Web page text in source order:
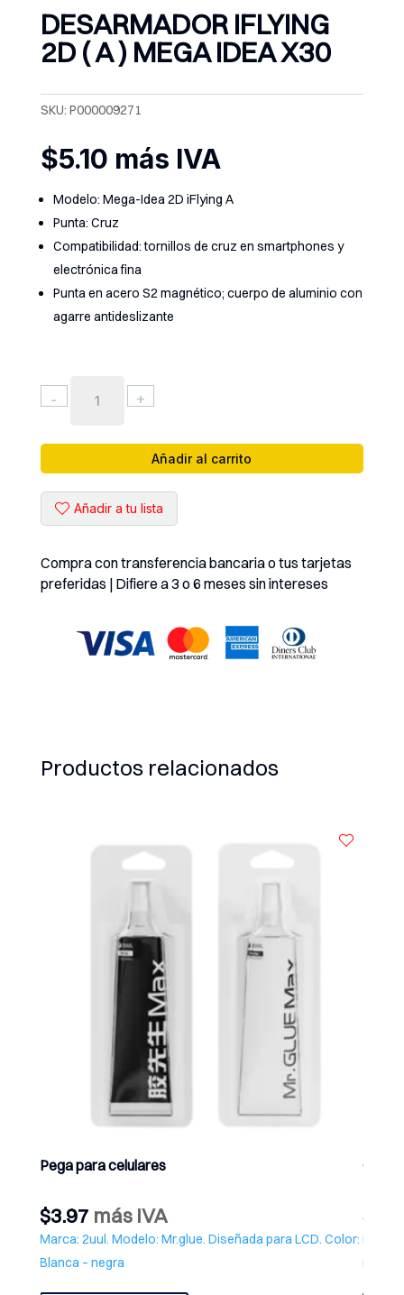
DESARMADOR IFLYING
2D ( A ) MEGA IDEA X30
SKU: P000009271
$5.10 más IVA
Modelo: Mega-Idea 2D iFlying A
Punta: Cruz
Compatibilidad: tornillos de cruz en smartphones y
electrónica fina
Punta en acero S2 magnético; cuerpo de aluminio con
agarre antideslizante
-
DESARMADOR
IFLYING
(
)
MEGA
IDEA
cantidad
+
Añadir al carrito
Añadir a tu lista
Compra con transferencia bancaria o tus tarjetas
preferidas | Difiere a 3 o 6 meses sin intereses
Productos relacionados
Pega para celulares
$3.97 más IVA
Marca: 2uul. Modelo: Mr.glue. Diseñada para LCD. Color:
Blanca – negra
Cable
$